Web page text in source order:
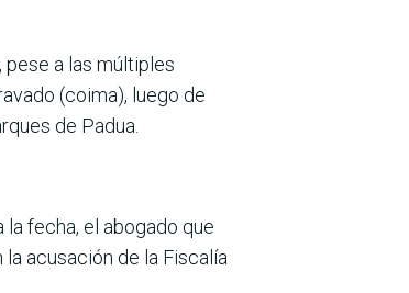
, pese a las múltiples
(coima), luego de
de Padua.
la fecha, el abogado que
acusación de la Fiscalía